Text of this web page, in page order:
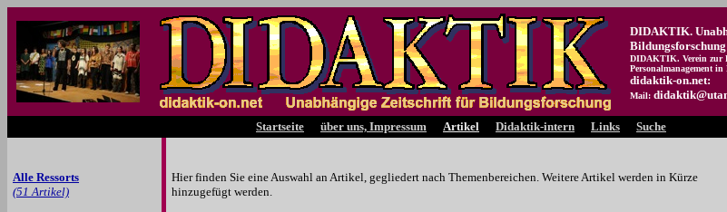
DIDAKTIK.
Bildungsforschung
DIDAKTIK. Verein zur
Personalmanagement
didaktik-on.net:
Mail:
Startseite über uns, Impressum Artikel Didaktik-intern Links Suche
Alle Ressorts
(51 Artikel)
Hier finden Sie eine Auswahl an Artikel, gegliedert nach Themenbereichen. Weitere Artikel werden in Kürze
hinzugefügt werden.